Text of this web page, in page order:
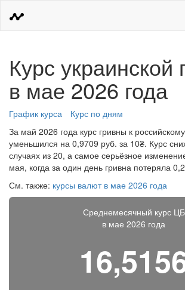
Курс украинской
в мае 2026 года
График курса
Курс по дням
За май 2026 года курс гривны к
уменьшился на 0,9709 руб. за 10₴. Курс
случаях из 20, а самое серьёзное
мая, когда за один день гривна потеряла
См. также: курсы валют в мае 2026 года
Среднемесячный курс ЦБ
в мае 2026 года